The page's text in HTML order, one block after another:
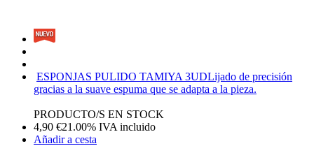
ESPONJAS PULIDO TAMIYA 3UDLijado de precisión
gracias a la suave espuma que se adapta a la pieza.
PRODUCTO/S EN STOCK
4,90 €21.00% IVA incluido
Añadir a cesta